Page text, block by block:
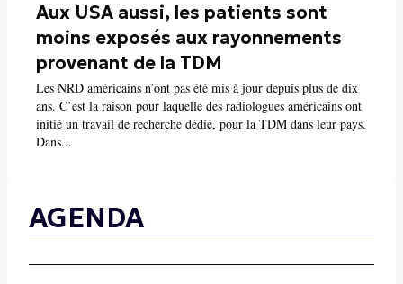
Aux USA aussi, les patients sont
moins exposés aux rayonnements
provenant de la TDM
Les NRD américains n’ont pas été mis à jour depuis plus de dix
ans. C’est la raison pour laquelle des radiologues américains ont
initié un travail de recherche dédié, pour la TDM dans leur pays.
Dans...
AGENDA